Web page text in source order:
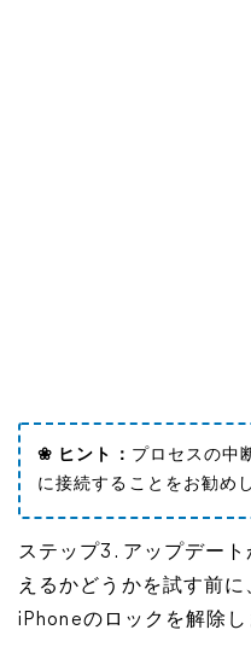
❀ ヒント： プロセスの中
に接続することをお勧め
ステップ3. アップデー
えるかどうかを試す前
iPhoneのロックを解除し